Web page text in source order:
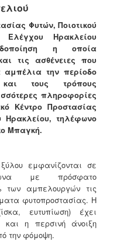
Φυτών, Ποιοτικού
Ελέγχου Ηρακλείου
η οποία
τις ασθένειες που
την περίοδο
τους τρόπους
πληροφορίες
Κέντρο Προστασίας
Ηρακλείου, τηλέφωνο
Μπαγκή.
εμφανίζονται σε
με πρόσφατο
των αμπελουργών τις
φυτοπροστασίας. Η
ευτυπίωση) έχει
και η περσινή άνοιξη
την φόμοψη.